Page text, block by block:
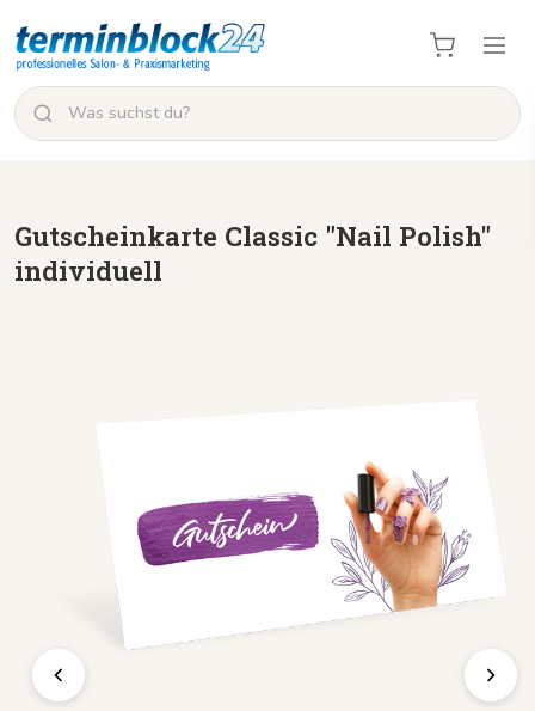
Gutscheinkarte Classic "Nail Polish"
individuell